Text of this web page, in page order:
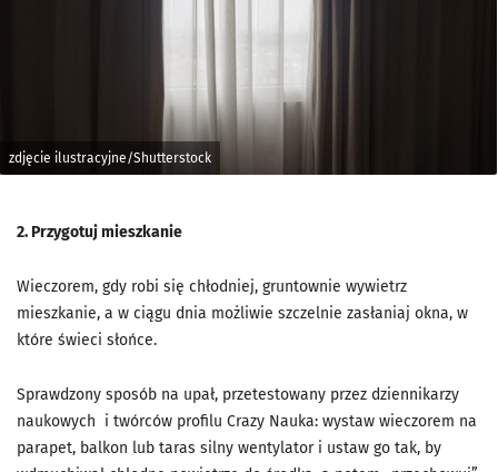
zdjęcie ilustracyjne/Shutterstock
2. Przygotuj mieszkanie
Wieczorem, gdy robi się chłodniej, gruntownie wywietrz
mieszkanie, a w ciągu dnia możliwie szczelnie zasłaniaj okna, w
które świeci słońce.
Sprawdzony sposób na upał, przetestowany przez dziennikarzy
naukowych i twórców profilu Crazy Nauka: wystaw wieczorem na
parapet, balkon lub taras silny wentylator i ustaw go tak, by